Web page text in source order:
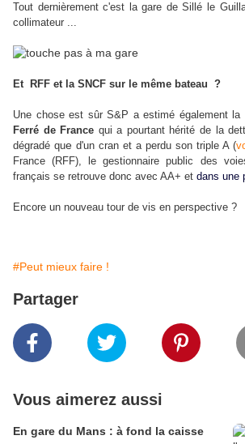
Tout dernièrement c'est la gare de Sillé le
collimateur ...
Et RFF et la SNCF sur le même bateau ?
Une chose est sûr S&P a estimé également la
Ferré de France qui a pourtant hérité de la
dégradé que d'un cran et a perdu son triple A (
France (RFF), le gestionnaire public des
français se retrouve donc avec AA+ et dans une
Encore un nouveau tour de vis en perspective ?
#Peut mieux faire !
Partager
Vous aimerez aussi
En gare du Mans : à fond la caisse